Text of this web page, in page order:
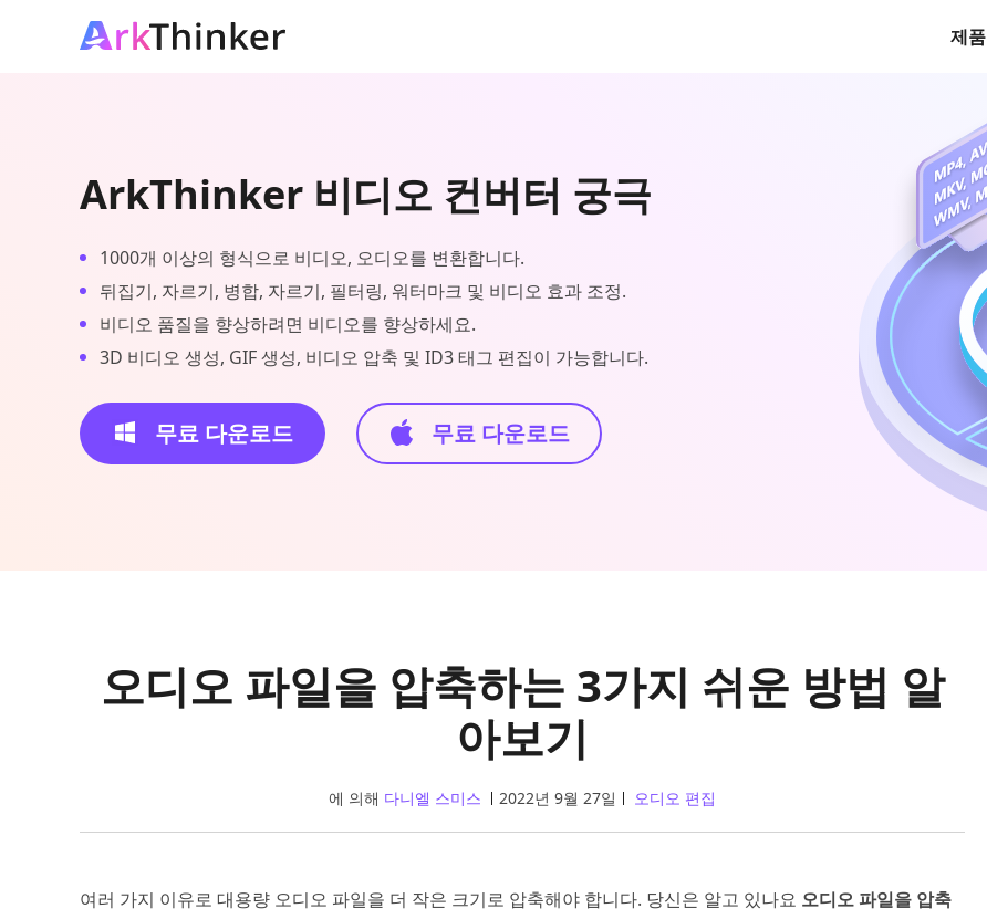
제품
ArkThinker 비디오 컨버터 궁극
1000개 이상의 형식으로 비디오, 오디오를 변환합니다.
뒤집기, 자르기, 병합, 자르기, 필터링, 워터마크 및 비디오 효과 조정.
비디오 품질을 향상하려면 비디오를 향상하세요.
3D 비디오 생성, GIF 생성, 비디오 압축 및 ID3 태그 편집이 가능합니다.
무료 다운로드 무료 다운로드
오디오 파일을 압축하는 3가지 쉬운 방법 알
아보기
에 의해 다니엘 스미스 2022년 9월 27일 오디오 편집
여러 가지 이유로 대용량 오디오 파일을 더 작은 크기로 압축해야 합니다. 당신은 알고 있나요 오디오 파일을 압축